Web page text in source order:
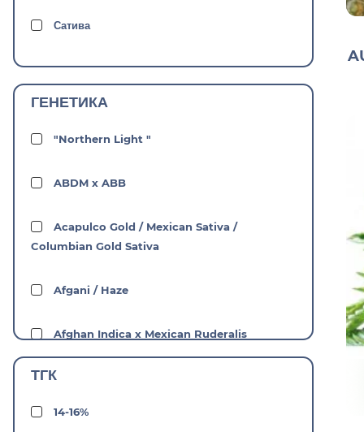
Short Stuff Seedbank
Sweet Seeds
Carpathians Seeds
Сатива
ГЕНЕТИКА
"Northern Light "
ABDM x ABB
Acapulco Gold / Mexican Sativa /
Columbian Gold Sativa
Afgani / Haze
Afghan Indica x Mexican Ruderalis
Afghan kush х Ruderalis
ТГК
14-16%